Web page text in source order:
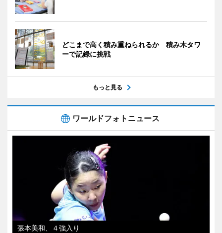
どこまで高く積み重ねられるか 積み木タワ
ーで記録に挑戦
もっと見る
ワールドフォトニュース
張本美和、４強入り